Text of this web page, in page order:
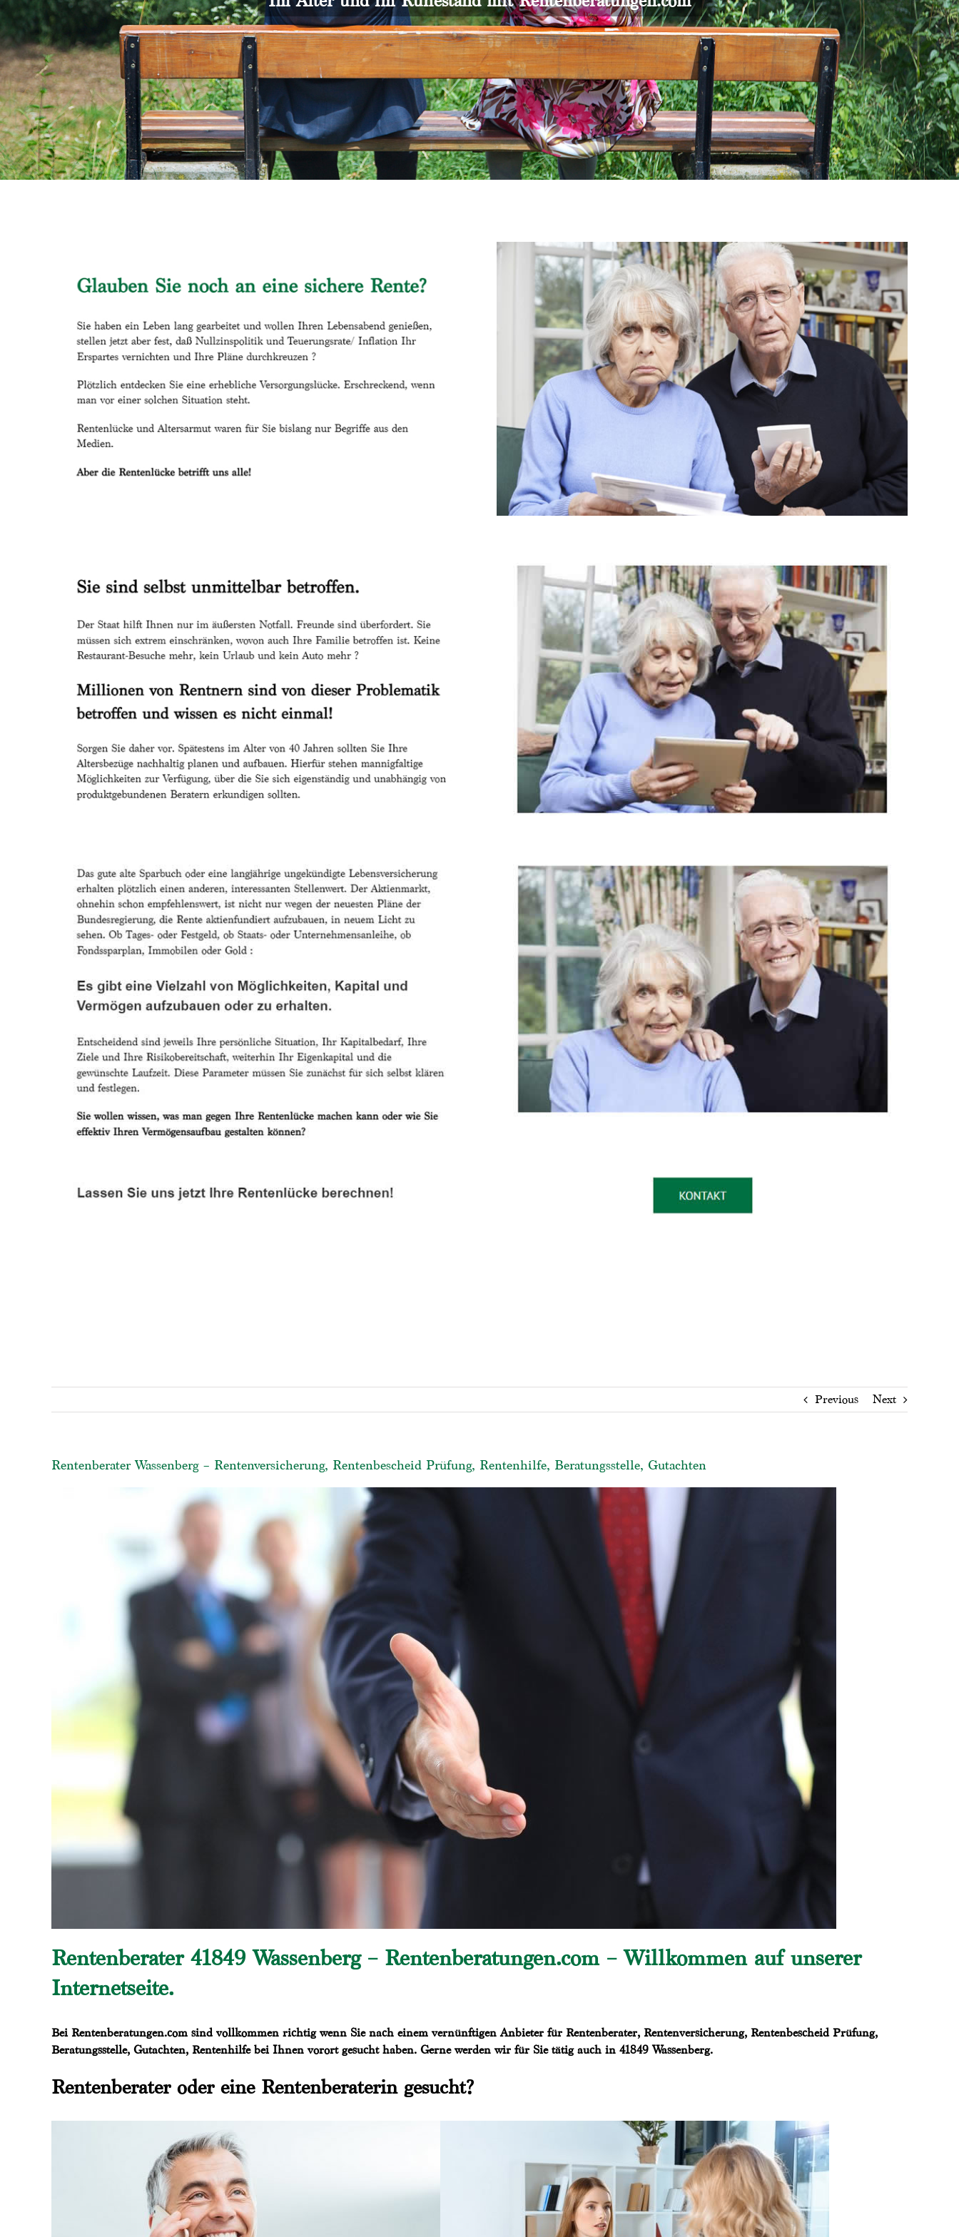
Previous Next
Rentenberater Wassenberg – Rentenversicherung, Rentenbescheid Prüfung, Rentenhilfe, Beratungsstelle, Gutachten
Rentenberater 41849 Wassenberg – Rentenberatungen.com – Willkommen auf unserer
Internetseite.
Bei Rentenberatungen.com sind vollkommen richtig wenn Sie nach einem vernünftigen Anbieter für Rentenberater, Rentenversicherung, Rentenbescheid Prüfung,
Beratungsstelle, Gutachten, Rentenhilfe bei Ihnen vorort gesucht haben. Gerne werden wir für Sie tätig auch in 41849 Wassenberg.
Rentenberater oder eine Rentenberaterin gesucht?